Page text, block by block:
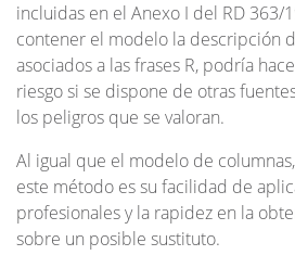
incluidas en el Anexo I del RD 363/
contener el modelo la descripción
asociados a las frases R, podría
riesgo si se dispone de otras
los peligros que se valoran.
Al igual que el modelo de
este método es su facilidad de
profesionales y la rapidez en la
sobre un posible sustituto.